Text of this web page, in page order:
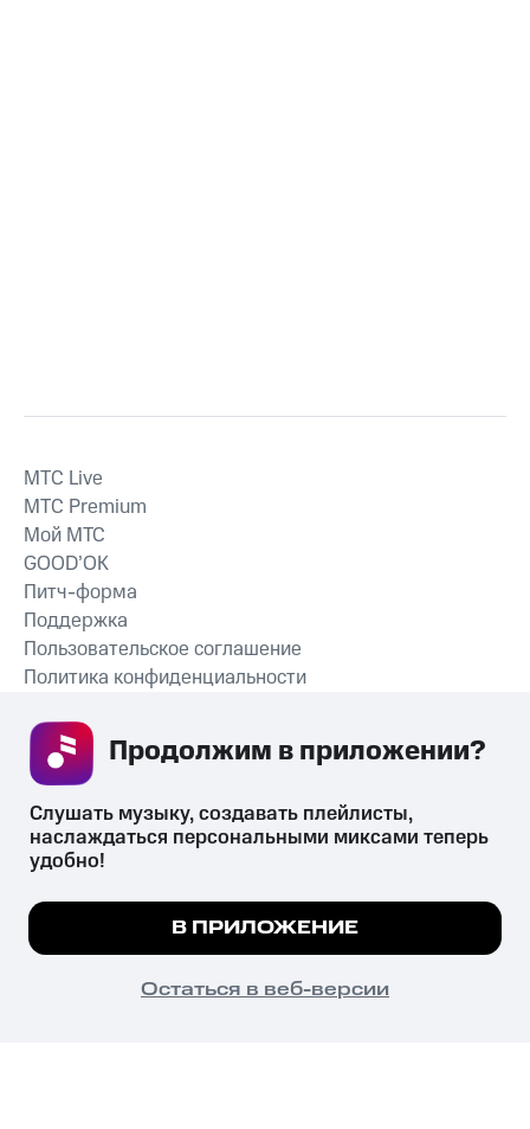
СКАЧАТЬ ПРИЛОЖЕНИЕ
MTС Live
MTС Premium
Мой МТС
GOOD’OK
Питч-форма
Поддержка
Пользовательское соглашение
Политика конфиденциальности
психотропных веществ, их аналогов причиняет вред здоровью,
их незаконный оборот запрещён и влечёт установленную
законодательством ответственность.
© 2026 ООО «КИОН».
Все права защищены
Мы используем куки, чтобы на сайте все
Подробнее
ПОНЯТНО
Слушать музыку, создавать плейлисты,
наслаждаться персональными миксами теперь
удобно!
В ПРИЛОЖЕНИЕ
Остаться в веб-версии